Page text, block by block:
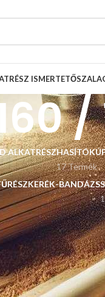
ISMERTETŐ
/
ALKATRÉSZ
17 Termék
BANDÁZS